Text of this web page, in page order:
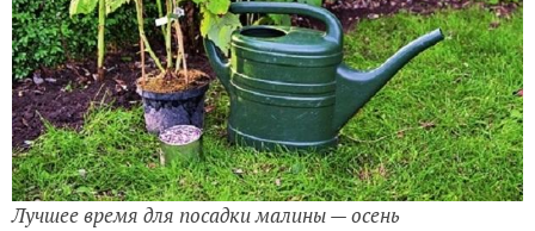
Лучшее время для посадки малины — осень